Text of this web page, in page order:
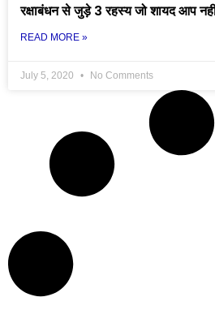
रक्षाबंधन से जुड़े 3 रहस्य जो शायद आप
READ MORE »
July 5, 2020 No Comments